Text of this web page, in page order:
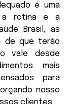
é uma
a rotina e a
Brasil, as
de que terão
vale desde
mais
para
nosso
clientes.